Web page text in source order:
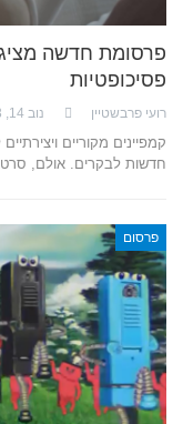
פרסומת חדשה
פסיכופטיות
רועי פרבשטיין נוב 14, 2013
קמפיינים מקוריים
חדשות לבקרים. אולם,
פרסום